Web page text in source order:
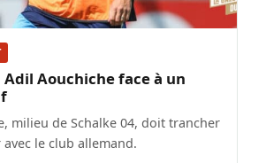
Adil Aouchiche face à un
milieu de Schalke 04, doit trancher
le club allemand.